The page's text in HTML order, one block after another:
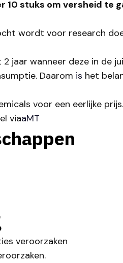
10 stuks om versheid te
wordt voor research
jaar wanneer deze in de
Daarom is het
voor een eerlijke
viaaMT
veroorzaken